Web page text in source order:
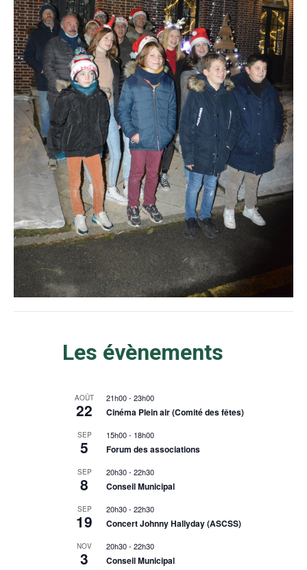
Les évènements
AOÛT
22
21h00-23h00
Cinéma Plein air (Comité des fêtes)
SEP
5
15h00- 18h00
Forum des associations
SEP
8
20h30-22h30
Conseil Municipal
SEP
19
20h30-22h30
Concert Johnny Hallyday (ASCSS)
NOV
3
20h30-22h30
Conseil Municipal